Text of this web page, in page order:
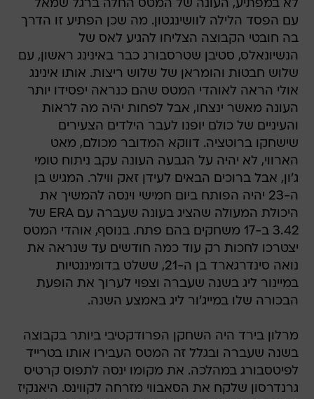
לא במפתיע, העונה של המטס החלה ברגל שמאל
עם הפסד הלילה לוושינגטון. מה שכן הפתיע זו הדרך
בה חובטי הקבוצה הצליחו להגיע לאס של
הנשיונאלס, סטיבן שטרסבורג כבר באינינג ראשון, עם
שלוש חבטות והומראן של שלוש ריצות. אותו אינינג
אולי הראה לאוהדי המטס שהם כנראה יפסידו יותר
העונה מאשר ינצחו, אבל לפחות יהיה מה לראות
והעיניים של כולם יופנו לעבר הילדים הצעירים
שישחקו ברוטציה. דווקא המדובר מכולם, מאט
הארווי, לא יהיה על הגבעה העונה עקב ניתוח טומי
ג'ון, אבל ברוכים הבאים לעידן זאק ווילר. המגיש בן
ה-23 יהיה הפותח ביום חמישי וינסה להמשיך את
היכולת המעולה שהציג בעונה שעברה עם ERA של
3.42 ב-17 משחקים בהם פתח. בנוסף, אוהדי המטס
יצטרכו לחכות רק עוד כמה חודשים עד שנראה את
נואה סינדרגארד בן ה-21, ששלט בדומיננטיות
במיינור ליג בשנה שעברה וצפוי לערוך את הופעת
הבכורה שלו במייג'ור ליג באמצע השנה.
מרלון בירד היה השחקן הפרודקטיבי ביותר בקבוצה
בשנה שעברה ובגלל זה המטס העבירו אותו בטרייד
לפיטסבורג במהלכה. את מקומו ינסה לתפוס קרטיס
גרנדרסון שלקח את הסאבווי מזרחה לקווינס. היאנקיז